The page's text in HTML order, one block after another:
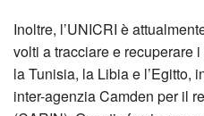
Inoltre, l’UNICRI è
volti a tracciare e recuperare
la Tunisia, la Libia e l’Egitto,
inter-agenzia Camden per il